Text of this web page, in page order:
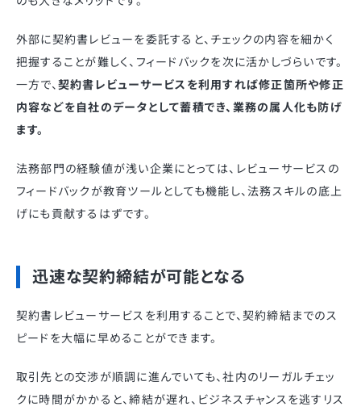
外部に契約書レビューを委託すると、チェックの内容を細かく
把握することが難しく、フィードバックを次に活かしづらいです。
一方で、 契約書レビューサービスを利用すれば修正箇所や修正
内容などを自社のデータとして蓄積でき、業務の属人化も防げ
ます。
法務部門の経験値が浅い企業にとっては、レビューサービスの
フィードバックが教育ツールとしても機能し、法務スキルの底上
げにも貢献するはずです。
迅速な契約締結が可能となる
契約書レビューサービスを利用することで、契約締結までのス
ピードを大幅に早めることができます。
取引先との交渉が順調に進んでいても、社内のリーガルチェッ
クに時間がかかると、締結が遅れ、ビジネスチャンスを逃すリス